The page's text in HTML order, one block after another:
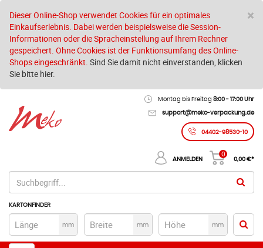
×
Dieser Online-Shop verwendet Cookies für ein optimales
Einkaufserlebnis. Dabei werden beispielsweise die Session-
Informationen oder die Spracheinstellung auf Ihrem Rechner
gespeichert. Ohne Cookies ist der Funktionsumfang des Online-
Shops eingeschränkt. Sind Sie damit nicht einverstanden, klicken
Sie bitte hier.
Montag bis Freitag 8:00 - 17:00 Uhr
support@meko-verpackung.de
04402-98530-10
KARTONFINDER
mm mm mm
ANMELDEN
0
0,00 €*